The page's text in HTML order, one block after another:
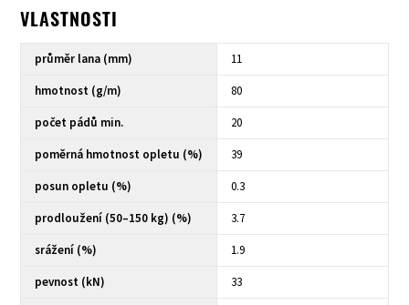
VLASTNOSTI
průměr lana (mm)
11
hmotnost (g/m)
80
počet pádů min.
20
poměrná hmotnost opletu (%)
39
posun opletu (%)
0.3
prodloužení (50–150 kg) (%)
3.7
srážení (%)
1.9
pevnost (kN)
33